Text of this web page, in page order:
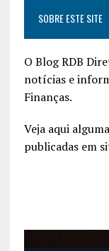
SOBRE ESTE SITE
O Blog RDB
notícias e
Finanças.
Veja aqui
publicadas em